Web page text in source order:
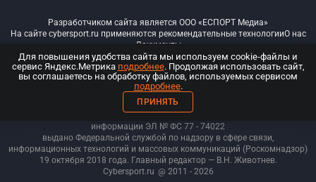
Разработчиком сайта является ООО «ЕСПОРТ Медиа»
На сайте cybersport.ru применяются рекомендательные технологииО нас
Документы
© ООО «Киберспорт.ру» — Все права защищены
18+
ООО «Киберспорт.ру». Свидетельство о регистрации средств массовой
информации ЭЛ № ФС 77 - 74022
выдано Федеральной службой по надзору в сфере связи,
информационных технологий и массовых коммуникаций (Роскомнадзор)
19 октября 2018 года. Главный редактор — В.Н. Животнев.
Cybersport.ru @ 2011 - 2026
Для повышения удобства сайта мы используем cookie-файлы и
сервис Яндекс.Метрика подробнее. Продолжая использовать сайт,
вы соглашаетесь на обработку файлов, используемых сервисом
подробнее.
ПРИНЯТЬ